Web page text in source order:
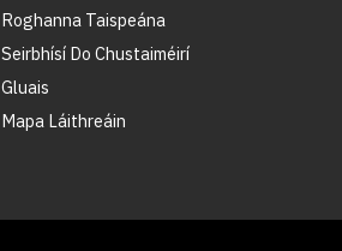
Roghanna Taispeána
Seirbhísí Do Chustaiméirí
Gluais
Mapa Láithreáin